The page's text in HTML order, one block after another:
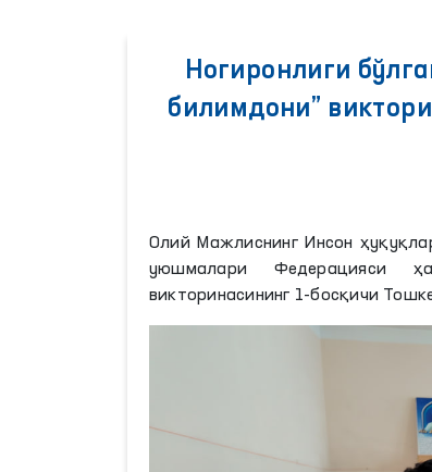
Ногиронлиги
билимдони”
Олий Мажлиснинг Инсон
уюшмалари Федерацияси
викторинасининг 1-босқичи